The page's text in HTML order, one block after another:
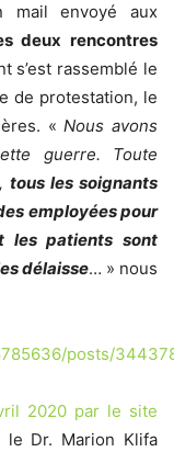
envoyé aux
deux rencontres
s’est rassemblé le
de protestation, le
«Nous avons
guerre. Toute
tous les soignants
employées pour
les patients sont
délaisse… » nous
posts/
2020 par le site
le Dr. Marion Klifa